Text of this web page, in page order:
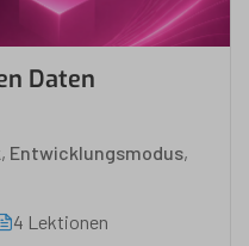
Daten
, Entwicklungsmodus,
4 Lektionen